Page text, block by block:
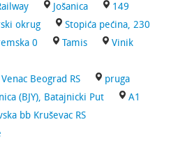
Jošanica
149
okrug
Stopića pećina, 230
0
Tamis
Vinik
Beograd RS
pruga
(BJY), Batajnicki Put
A1
bb Kruševac RS